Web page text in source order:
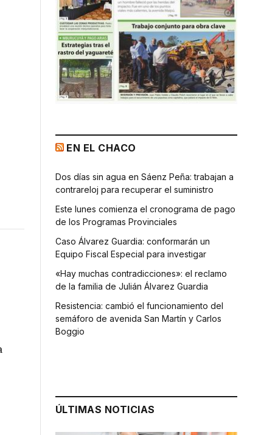
EN EL CHACO
Dos días sin agua en Sáenz Peña: trabajan a
contrareloj para recuperar el suministro
Este lunes comienza el cronograma de pago
de los Programas Provinciales
Caso Álvarez Guardia: conformarán un
Equipo Fiscal Especial para investigar
«Hay muchas contradicciones»: el reclamo
de la familia de Julián Álvarez Guardia
Resistencia: cambió el funcionamiento del
semáforo de avenida San Martín y Carlos
Boggio
ÚLTIMAS NOTICIAS